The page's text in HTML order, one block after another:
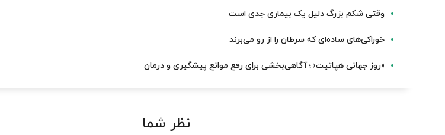
وقتی شکم بزرگ دلیل یک بیماری جدی است
خوراکی‌های ساده‌ای که سرطان را از رو می‌برند
«روز جهانی هپاتیت»؛ آگاهی‌بخشی برای رفع موانع پیشگیری و درمان
نظر شما